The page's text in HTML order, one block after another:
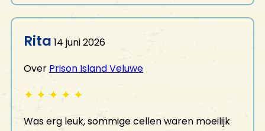
Rita 14 juni 2026
Over Prison Island Veluwe
✦ ✦ ✦ ✦ ✦
Was erg leuk, sommige cellen waren moeilijk